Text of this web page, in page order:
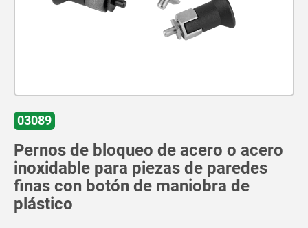
03089
Pernos de bloqueo de acero o acero
inoxidable para piezas de paredes
finas con botón de maniobra de
plástico